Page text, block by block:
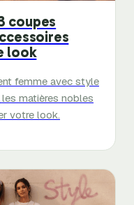
coupes
look
femme avec style
matières nobles
votre look.